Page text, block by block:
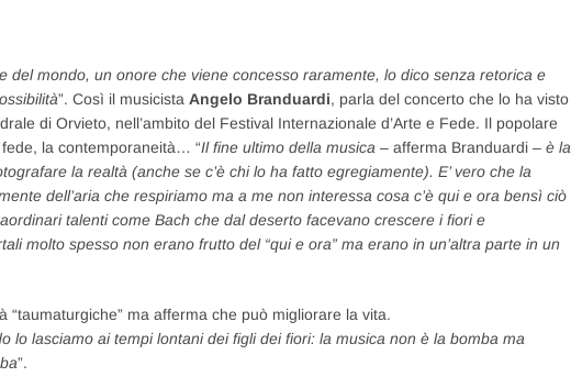
del mondo, un onore che viene concesso raramente, lo dico senza retorica e
”. Così il musicista Angelo Branduardi, parla del concerto che lo ha visto
di Orvieto, nell’ambito del Festival Internazionale d’Arte e Fede. Il popolare
la contemporaneità… “Il fine ultimo della musica – afferma Branduardi – è la
la realtà (anche se c’è chi lo ha fatto egregiamente). E’ vero che la
dell’aria che respiriamo ma a me non interessa cosa c’è qui e ora bensì ciò
talenti come Bach che dal deserto facevano crescere i fiori e
molto spesso non erano frutto del “qui e ora” ma erano in un’altra parte in un
ma afferma che può migliorare la vita.
lo lasciamo ai tempi lontani dei figli dei fiori: la musica non è la bomba ma
”.